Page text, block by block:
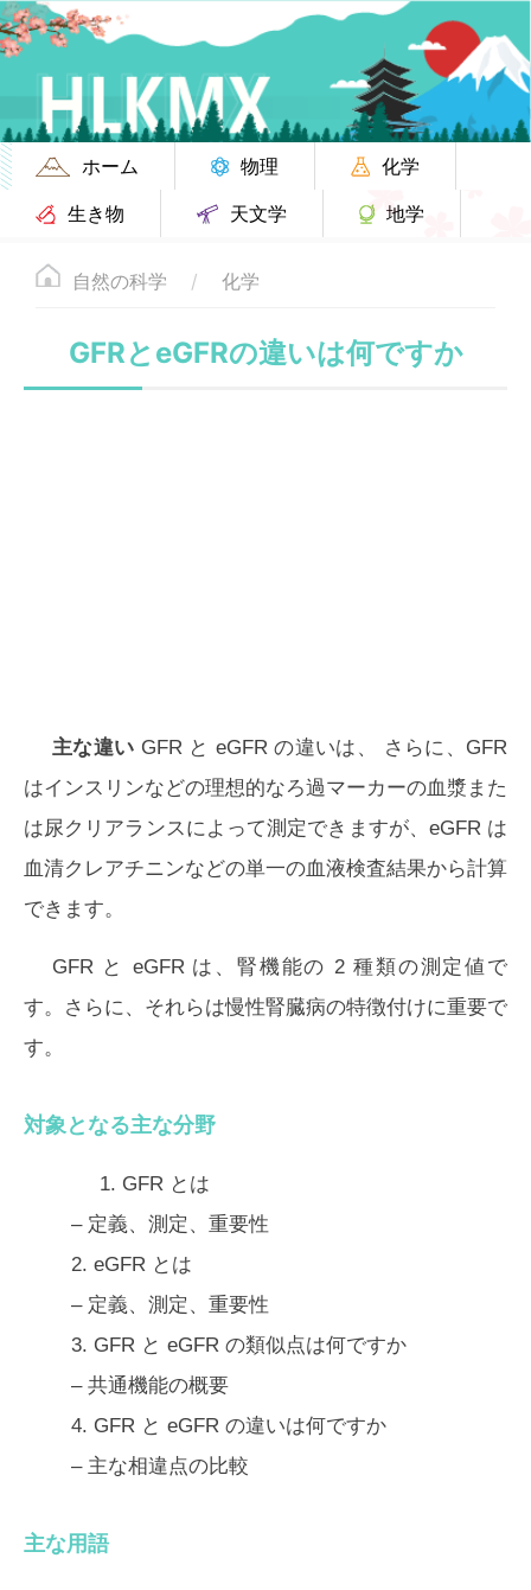
ホーム 物理
化学
生き物
天文学 地学
自然の科学 化学
GFRとeGFRの違いは何ですか
主な違い GFR と eGFR の違いは、
さらに、GFR
はインスリンなどの理想的なろ過マーカーの血漿また
は尿クリアランスによって測定できますが、eGFR は
血清クレアチニンなどの単一の血液検査結果から計算
できます。
GFR と eGFR は、腎機能の 2 種類の測定値で
す。さらに、それらは慢性腎臓病の特徴付けに重要で
す。
対象となる主な分野
1. GFR とは
– 定義、測定、重要性
2. eGFR とは
– 定義、測定、重要性
3. GFR と eGFR の類似点は何ですか
– 共通機能の概要
4. GFR と eGFR の違いは何ですか
– 主な相違点の比較
主な用語